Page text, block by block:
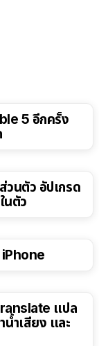
5 อีกครั้ง
นตัว อัปเกรด
นตัว
iPhone
แปล
น้ำเสียง และ